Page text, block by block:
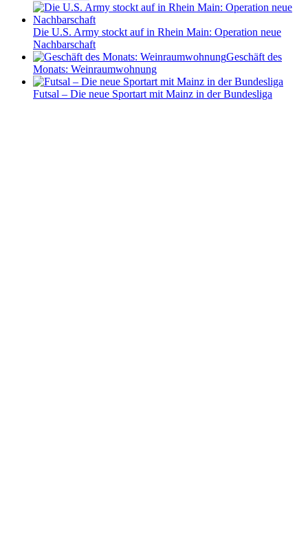
Die U.S. Army stockt auf in Rhein Main: Operation neue
Nachbarschaft
Geschäft des
Monats: Weinraumwohnung
Futsal – Die neue Sportart mit Mainz in der Bundesliga